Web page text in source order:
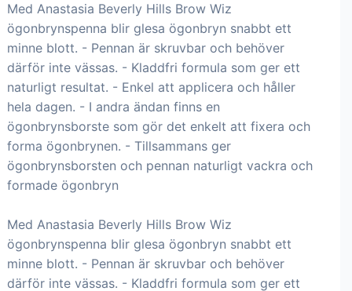
Med Anastasia Beverly Hills Brow Wiz
ögonbrynspenna blir glesa ögonbryn snabbt ett
minne blott. - Pennan är skruvbar och behöver
därför inte vässas. - Kladdfri formula som ger ett
naturligt resultat. - Enkel att applicera och håller
hela dagen. - I andra ändan finns en
ögonbrynsborste som gör det enkelt att fixera och
forma ögonbrynen. - Tillsammans ger
ögonbrynsborsten och pennan naturligt vackra och
formade ögonbryn
Med Anastasia Beverly Hills Brow Wiz
ögonbrynspenna blir glesa ögonbryn snabbt ett
minne blott. - Pennan är skruvbar och behöver
därför inte vässas. - Kladdfri formula som ger ett